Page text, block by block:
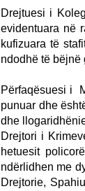
Drejtuesi i
evidentuara në
kufizuara të
ndodhë të bëjnë
Përfaqësuesi i
punuar dhe
dhe
Drejtori i
hetuesit
ndërlidhen me
Drejtorie,